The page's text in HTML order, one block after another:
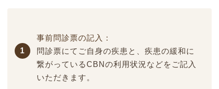
1
事前問診票の記入：
問診票にてご自身の疾患と、疾患の緩和に
繋がっているCBNの利用状況などをご記入
いただきます。